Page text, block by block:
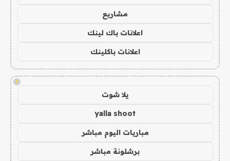
مشاريع
اعلانات باك لينك
اعلانات باكلينك
!
يلا شوت
yalla shoot
مباريات اليوم مباشر
برشلونة مباشر